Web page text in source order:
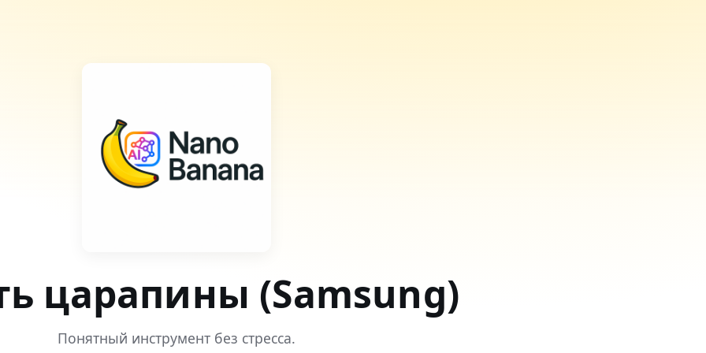
царапины (Samsung)
Понятный инструмент без стресса.